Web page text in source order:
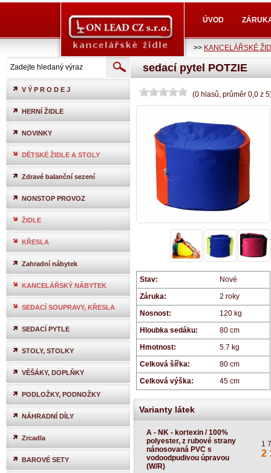
ÚVOD
>> KANCELÁŘSKÉ
V Ý P R O D E J
HERNÍ ŽIDLE
NOVINKY
DĚTSKÉ ŽIDLE A STOLY
Zdravé balanční sezení
NONSTOP PROVOZ
ŽIDLE
KŘESLA
Zahradní nábytek
KANCELÁŘSKÝ NÁBYTEK
SEDACÍ SOUPRAVY, KŘESLA
SEDACÍ PYTLE
STOLY, STOLKY
VĚŠÁKY, DOPLŇKY
PODLOŽKY, PODNOŽKY
NÁHRADNÍ DÍLY
Zrcadla
BAROVÉ SETY
sedací pytel POTZIE
(0 hlasů, průměr 0,0 z 5
Stav:
Nové
Záruka:
2 roky
Nosnost:
120 kg
Hloubka sedáku:
80 cm
Hmotnost:
5.7 kg
Celková šířka:
80 cm
Celková výška:
45 cm
Varianty látek
A - NK - kortexin / 100%
polyester, z rubové strany
nánosovaná PVC s
vodoodpudivou úpravou
(W/R)
1
2